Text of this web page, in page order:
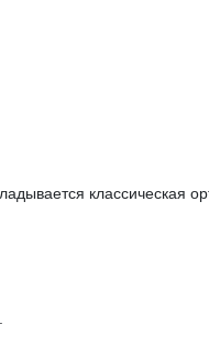
классическая